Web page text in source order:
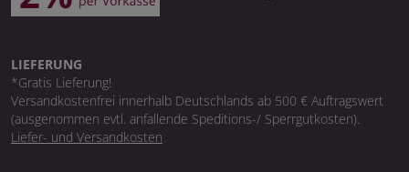
LIEFERUNG
*Gratis Lieferung!
Versandkostenfrei innerhalb Deutschlands ab 500 € Auftragswert
(ausgenommen evtl. anfallende Speditions-/ Sperrgutkosten).
Liefer- und Versandkosten